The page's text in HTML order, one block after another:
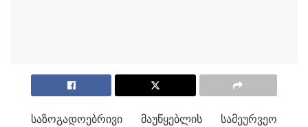
საზოგადოებრივი მაუწყებლის სამეურვეო